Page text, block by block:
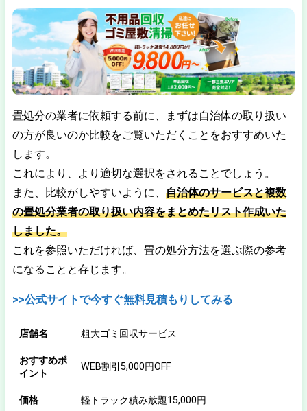
畳処分の業者に依頼する前に、まずは自治体の取り扱い
の方が良いのか比較をご覧いただくことをおすすめいた
します。
これにより、より適切な選択をされることでしょう。
また、比較がしやすいように、 自治体のサービスと複数
の畳処分業者の取り扱い内容をまとめたリスト作成いた
しました。
これを参照いただければ、畳の処分方法を選ぶ際の参考
になることと存じます。
>>公式サイトで今すぐ無料見積もりしてみる
店舗名 粗大ゴミ回収サービス
おすすめポ
イント
WEB割引5,000円OFF
価格 軽トラック積み放題15,000円